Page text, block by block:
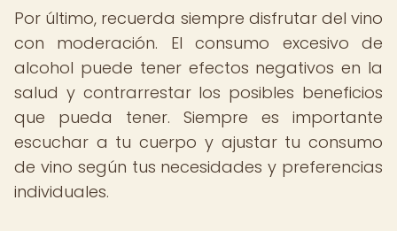
Por último, recuerda siempre disfrutar del vino
con moderación. El consumo excesivo de
alcohol puede tener efectos negativos en la
salud y contrarrestar los posibles beneficios
que pueda tener. Siempre es importante
escuchar a tu cuerpo y ajustar tu consumo
de vino según tus necesidades y preferencias
individuales.